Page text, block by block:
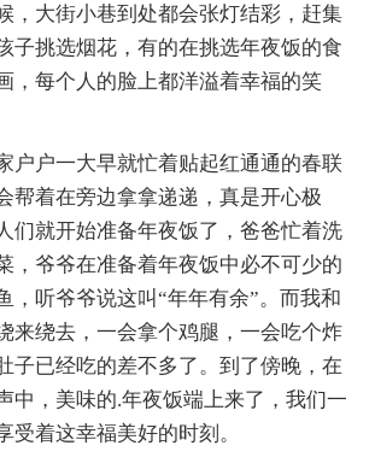
大街小巷到处都会张灯结彩，赶集
子挑选烟花，有的在挑选年夜饭的食
，每个人的脸上都洋溢着幸福的笑
户一大早就忙着贴起红通通的春联
帮着在旁边拿拿递递，真是开心极
们就开始准备年夜饭了，爸爸忙着洗
，爷爷在准备着年夜饭中必不可少的
，听爷爷说这叫“年年有余”。而我和
来绕去，一会拿个鸡腿，一会吃个炸
子已经吃的差不多了。到了傍晚，在
中，美味的.年夜饭端上来了，我们一
受着这幸福美好的时刻。